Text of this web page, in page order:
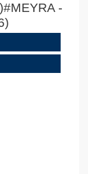
-